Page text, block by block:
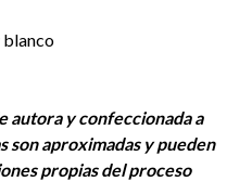
blanco
autora y confeccionada a
son aproximadas y pueden
propias del proceso